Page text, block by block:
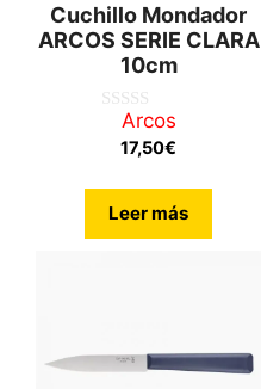
Cuchillo Mondador
ARCOS SERIE CLARA
10cm
Arcos
17,50€
Leer más